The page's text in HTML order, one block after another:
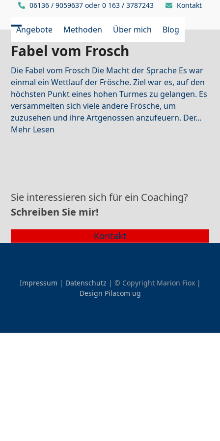
content
06136 / 9059637 oder 0 163 / 3787243 Kontakt
Facebook
Xing
LinkedIn
Angebote Methoden Über mich Blog
Open
mobile
menu
Close
mobile
menu
Fabel vom Frosch
Die Fabel vom Frosch Die Macht der Sprache Es war
einmal ein Wettlauf der Frösche. Ziel war es, auf den
höchsten Punkt eines hohen Turmes zu gelangen. Es
versammelten sich viele andere Frösche, um
zuzusehen und ihre Artgenossen anzufeuern. Der…
Mehr Lesen
Sie interessieren sich für ein Coaching?
Schreiben Sie mir!
Kontakt
Impressum | Datenschutz | © Copyright Marion Fiox |
Design Pilacom ug